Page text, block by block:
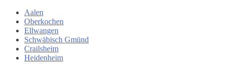
Aalen
Oberkochen
Ellwangen
Schwäbisch Gmünd
Crailsheim
Heidenheim